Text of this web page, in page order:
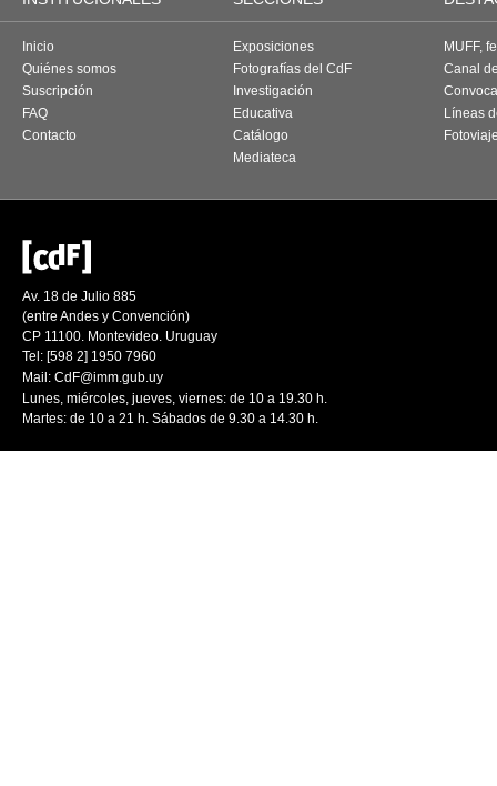
Inicio
Quiénes somos
Suscripción
FAQ
Contacto
Exposiciones
Fotografías del CdF
Investigación
Educativa
Catálogo
Mediateca
MUFF,
Canal
Líneas
Av. 18 de Julio 885
(entre Andes y Convención)
CP 11100. Montevideo. Uruguay
Tel: [598 2] 1950 7960
Mail: CdF@imm.gub.uy
Lunes, miércoles, jueves, viernes: de 10 a 19.30 h.
Martes: de 10 a 21 h. Sábados de 9.30 a 14.30 h.